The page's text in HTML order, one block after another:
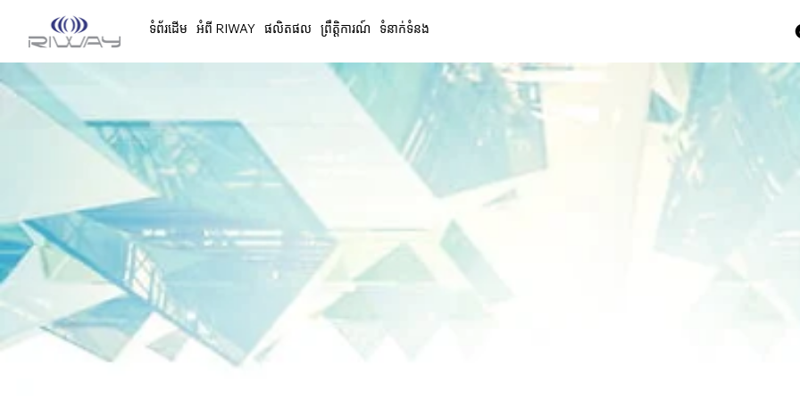
ទំព័រដើម អំពី RIWAY ផលិតផល ព្រឹត្តិការណ៍ ទំនាក់ទំនង